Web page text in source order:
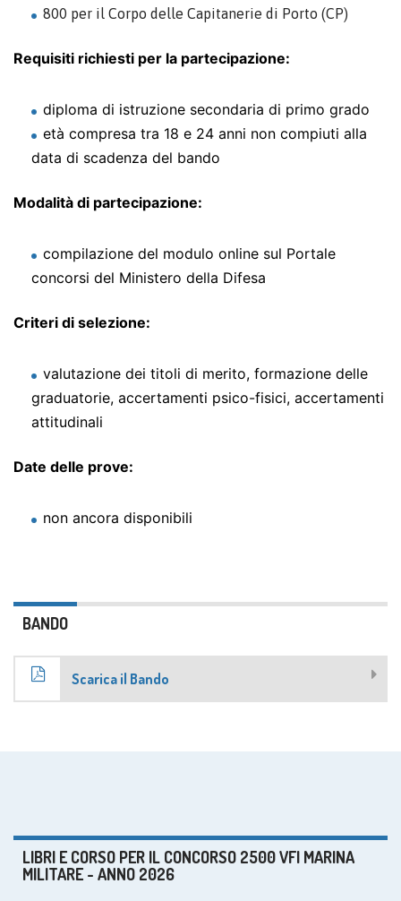
800 per il Corpo delle Capitanerie di Porto (CP)
Requisiti richiesti per la partecipazione:
diploma di istruzione secondaria di primo grado
età compresa tra 18 e 24 anni non compiuti alla
data di scadenza del bando
Modalità di partecipazione:
compilazione del modulo online sul Portale
concorsi del Ministero della Difesa
Criteri di selezione:
valutazione dei titoli di merito, formazione delle
graduatorie, accertamenti psico-fisici, accertamenti
attitudinali
Date delle prove:
non ancora disponibili
BANDO
Scarica il Bando
LIBRI E CORSO PER IL CONCORSO 2500 VFI MARINA
MILITARE - ANNO 2026